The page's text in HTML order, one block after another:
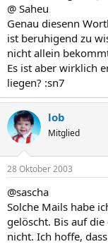
@ Saheu
Genau diesenn
ist beruhigend zu
nicht allein
Es ist aber wirklich
liegen? :sn7
lob
Mitglied
28 Oktober 2003
@sascha
Solche Mails habe
gelöscht. Bis auf
nicht. Ich hoffe,